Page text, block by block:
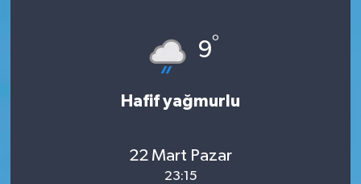
9°
Hafif yağmurlu
22 Mart Pazar
23:15